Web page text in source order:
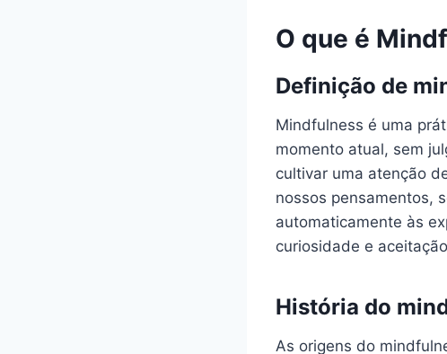
O que é
Definição de
Mindfulness é uma
momento atual, sem
cultivar uma atenção
nossos pensamentos,
automaticamente às
curiosidade e
História do
As origens do